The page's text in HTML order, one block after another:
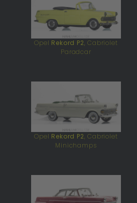
Opel Rekord P2, Cabriolet
Paradcar
Opel Rekord P2, Cabriolet
Minichamps